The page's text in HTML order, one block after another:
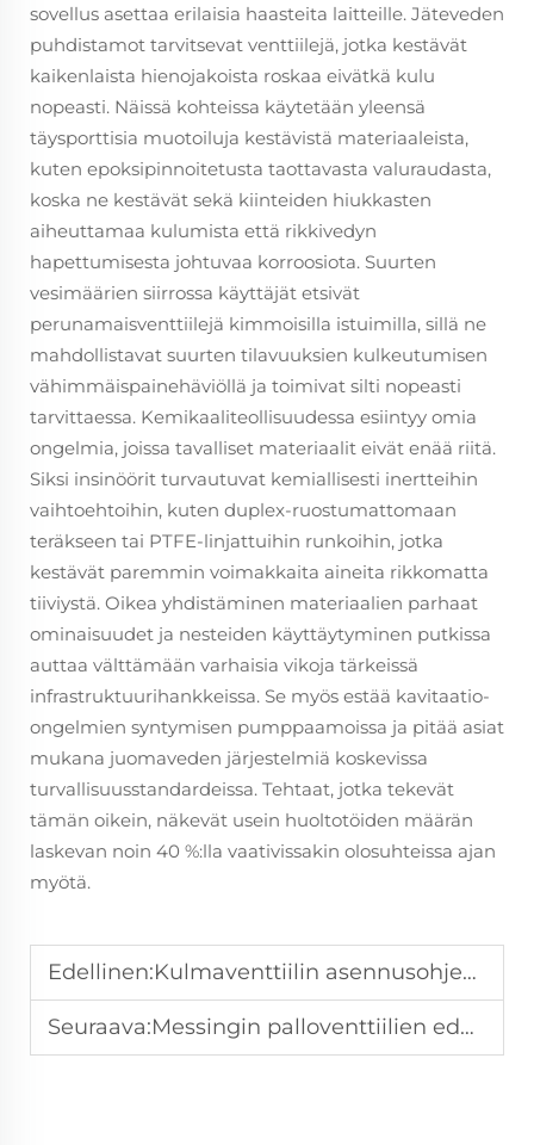
sovellus asettaa erilaisia haasteita laitteille. Jäteveden
puhdistamot tarvitsevat venttiilejä, jotka kestävät
kaikenlaista hienojakoista roskaa eivätkä kulu
nopeasti. Näissä kohteissa käytetään yleensä
täysporttisia muotoiluja kestävistä materiaaleista,
kuten epoksipinnoitetusta taottavasta valuraudasta,
koska ne kestävät sekä kiinteiden hiukkasten
aiheuttamaa kulumista että rikkivedyn
hapettumisesta johtuvaa korroosiota. Suurten
vesimäärien siirrossa käyttäjät etsivät
perunamaisventtiilejä kimmoisilla istuimilla, sillä ne
mahdollistavat suurten tilavuuksien kulkeutumisen
vähimmäispainehäviöllä ja toimivat silti nopeasti
tarvittaessa. Kemikaaliteollisuudessa esiintyy omia
ongelmia, joissa tavalliset materiaalit eivät enää riitä.
Siksi insinöörit turvautuvat kemiallisesti inertteihin
vaihtoehtoihin, kuten duplex-ruostumattomaan
teräkseen tai PTFE-linjattuihin runkoihin, jotka
kestävät paremmin voimakkaita aineita rikkomatta
tiiviystä. Oikea yhdistäminen materiaalien parhaat
ominaisuudet ja nesteiden käyttäytyminen putkissa
auttaa välttämään varhaisia vikoja tärkeissä
infrastruktuurihankkeissa. Se myös estää kavitaatio-
ongelmien syntymisen pumppaamoissa ja pitää asiat
mukana juomaveden järjestelmiä koskevissa
turvallisuusstandardeissa. Tehtaat, jotka tekevät
tämän oikein, näkevät usein huoltotöiden määrän
laskevan noin 40 %:lla vaativissakin olosuhteissa ajan
myötä.
Edellinen:Kulmaventtiilin asennusohjeet vuotovapaisiin vesijärjestelmiin
Seuraava:Messingin palloventtiilien edut vesija kaasuputkistoissa